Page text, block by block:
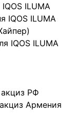
ILUMA
IQOS ILUMA
IQOS ILUMA
РФ
Армения